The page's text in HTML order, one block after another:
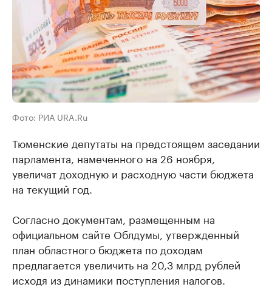
Фото: РИА URA.Ru
Тюменские депутаты на предстоящем заседании
парламента, намеченного на 26 ноября,
увеличат доходную и расходную части бюджета
на текущий год.
Согласно документам, размещенным на
официальном сайте Облдумы, утвержденный
план областного бюджета по доходам
предлагается увеличить на 20,3 млрд рублей
исходя из динамики поступления налогов.